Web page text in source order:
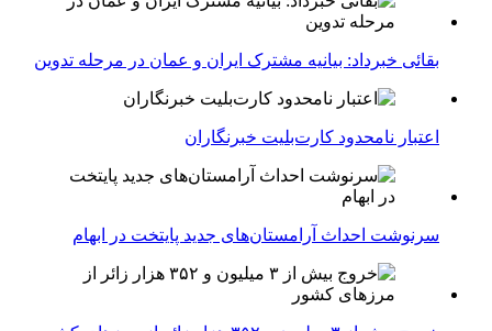
بقائی خبرداد: بیانیه مشترک ایران و عمان در مرحله تدوین
اعتبار نامحدود کارت‌بلیت خبرنگاران
سرنوشت احداث آرامستان‌های جدید پایتخت در ابهام